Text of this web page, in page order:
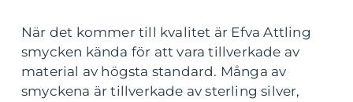
När det kommer till kvalitet är Efva Attling
smycken kända för att vara tillverkade av
material av högsta standard. Många av
smyckena är tillverkade av sterling silver,